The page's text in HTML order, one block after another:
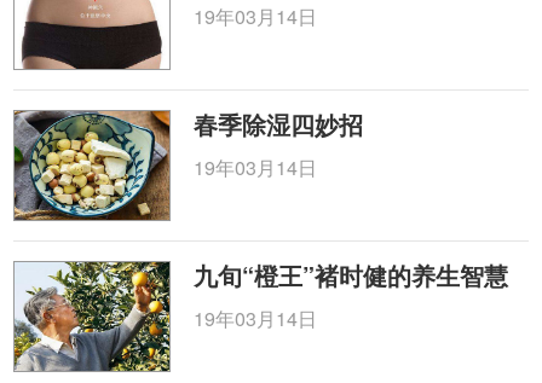
19年03月14日
春季除湿四妙招
19年03月14日
九旬“橙王”褚时健的养生智慧
19年03月14日